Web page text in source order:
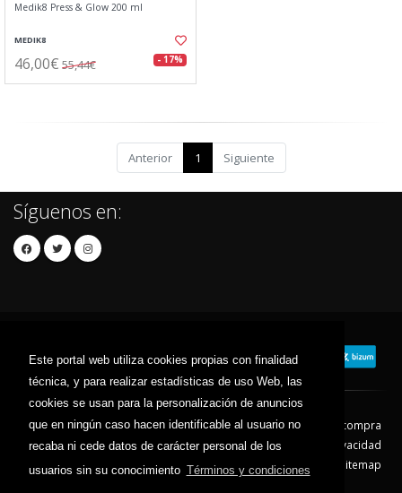
Este portal web utiliza cookies propias con finalidad
técnica, y para realizar estadísticas de uso Web, las
cookies se usan para la personalización de anuncios
que en ningún caso hacen identificable al usuario no
recaba ni cede datos de carácter personal de los
usuarios sin su conocimiento Términos y condiciones
Medik8 Press & Glow 200 ml
MEDIK8
46,00€ 55,44€ - 17%
Anterior 1 Siguiente
Síguenos en:
Contacto Aviso Legal
Condiciones de compra
Política de envíos
Política de devolución
Política de Privacidad
Política de Cookies
Sitemap